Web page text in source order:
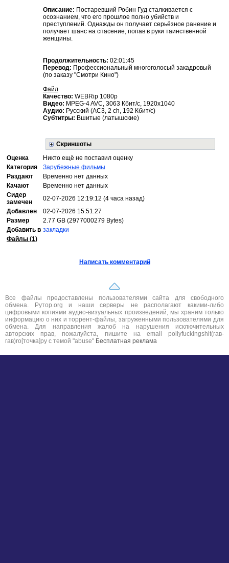
Описание: Постаревший Робин Гуд сталкивается с
осознанием, что его прошлое полно убийств и
преступлений. Однажды он получает серьёзное ранение и
получает шанс на спасение, попав в руки таинственной
женщины.
Продолжительность: 02:01:45
Перевод: Профессиональный многоголосый закадровый
(по заказу "Смотри Кино")
Файл
Качество: WEBRip 1080p
Видео: MPEG-4 AVC, 3063 Кбит/с, 1920x1040
Аудио: Русский (AC3, 2 ch, 192 Кбит/с)
Субтитры: Вшитые (латышские)
Скриншоты
Оценка
Никто ещё не поставил оценку
Категория
Зарубежные фильмы
Раздают
Временно нет данных
Качают
Временно нет данных
Сидер
замечен
02-07-2026 12:19:12 (4 часа назад)
Добавлен
02-07-2026 15:51:27
Размер
2.77 GB (2977000279 Bytes)
Добавить в закладки
Файлы (1)
Написать комментарий
Все файлы предоставлены пользователями сайта для свободного
обмена. Рутор.org и наши серверы не располагают какими-либо
цифровыми копиями аудио-визуальных произведений, мы храним только
информацию о них и торрент-файлы, загруженными пользователями для
обмена. Для направления жалоб на нарушения исключительных
авторских прав, пожалуйста, пишите на email pollyfuckingshit(гав-
гав)ro[точка]ру с темой "abuse" Бесплатная реклама